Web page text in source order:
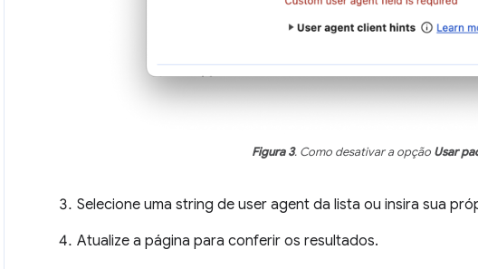
Figura 3. Como desativar a opção Usar
Selecione uma string de user agent da lista ou insira sua
Atualize a página para conferir os resultados.